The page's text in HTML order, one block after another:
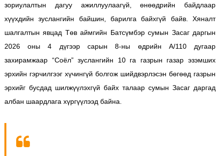
зориулалтын дагуу ажиллуулаагүй, өнөөдрийн байдлаар
хүүхдийн зуслангийн байшин, барилга байхгүй байв. Хяналт
шалгалтын явцад Төв аймгийн Батсүмбэр сумын Засаг даргын
2026 оны 4 дүгээр сарын 8-ны өдрийн А/110 дугаар
захирамжаар “Соёл” зуслангийн 10 га газрын газар эзэмших
эрхийн гэрчилгээг хүчингүй болгож шийдвэрлэсэн бөгөөд газрын
эрхийг бусдад шилжүүлэхгүй байх талаар сумын Засаг даргад
албан шаардлага хүргүүлээд байна.